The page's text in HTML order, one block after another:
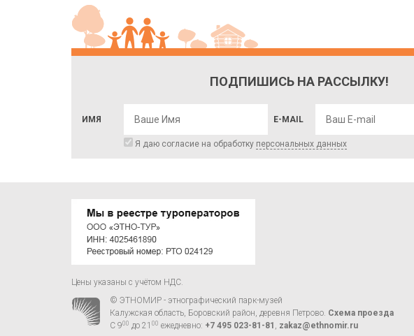
ПОДПИШИСЬ НА РАССЫЛКУ!
ИМЯ E-MAIL
Я даю согласие на обработку персональных данных
Цены указаны с учётом НДС.
© ЭТНОМИР - этнографический парк-музей
Калужская область, Боровский район, деревня Петрово. Схема проезда
С 900 до 21 00 ежедневно: +7 495 023-81-81 , zakaz@ethnomir.ru